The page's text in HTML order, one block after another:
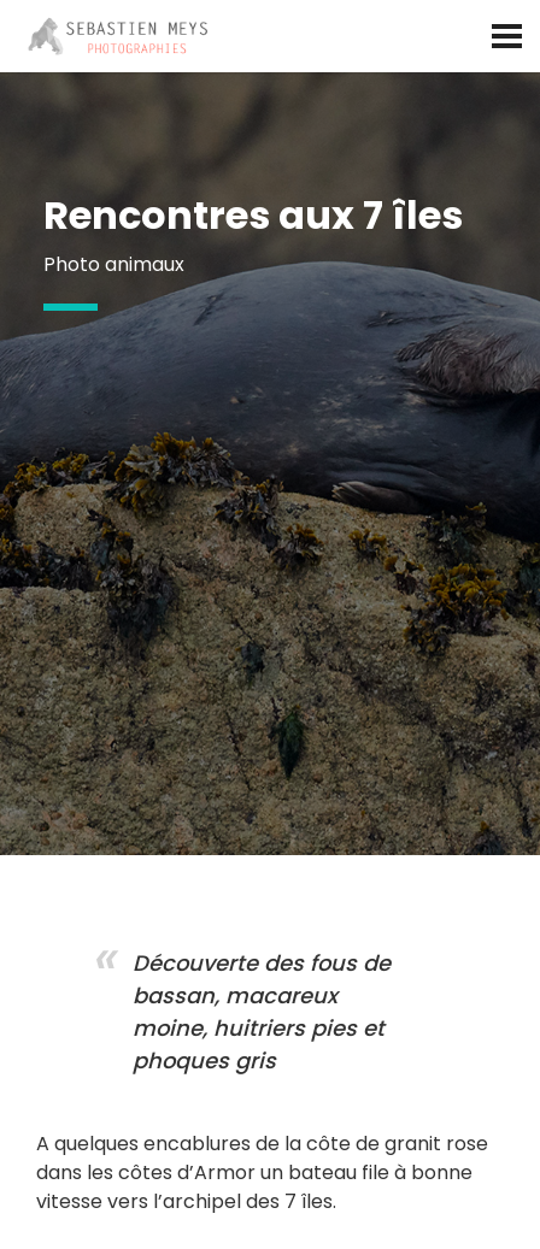
folio_titre:
Rencontres aux 7 îles
tagline:
Photo animaux
Découverte des fous de
bassan, macareux
moine, huitriers pies et
phoques gris
Body:
A quelques encablures de la côte de granit rose
dans les côtes d’Armor un bateau file à bonne
vitesse vers l’archipel des 7 îles.